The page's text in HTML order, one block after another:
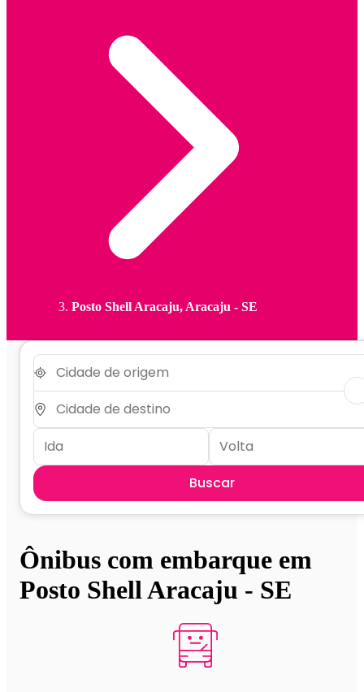
Posto Shell Aracaju, Aracaju - SE
Buscar
Ônibus com embarque em
Posto Shell Aracaju - SE